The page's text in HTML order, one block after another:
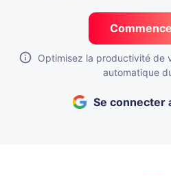
Optimisez la productivité de
automatique
Se connecter